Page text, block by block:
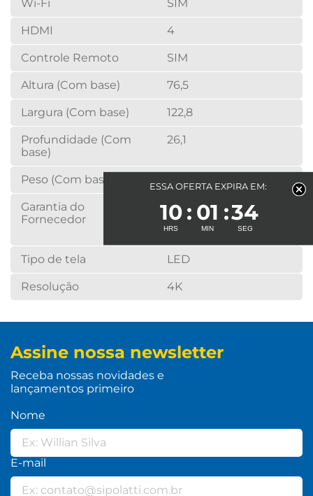
Wi-Fi SIM
HDMI 4
Controle Remoto SIM
Altura (Com base) 76,5
Largura (Com base) 122,8
Profundidade (Com
base)
26,1
Peso (Com base)
Garantia do
Fornecedor
12 MESES/ GARANTIA
ACESSORIOS 3
MESES
Tipo de tela LED
Resolução 4K
Assine nossa newsletter
Receba nossas novidades e
lançamentos primeiro
Nome
E-mail
ESSA OFERTA EXPIRA EM:
10 01 34